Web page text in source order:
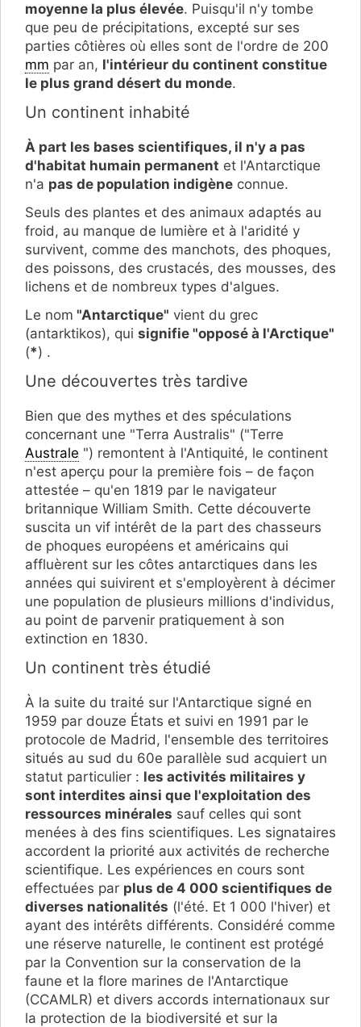
moyenne la plus élevée. Puisqu'il n'y tombe
que peu de précipitations, excepté sur ses
parties côtières où elles sont de l'ordre de 200
mm par an, l'intérieur du continent constitue
le plus grand désert du monde.
Un continent inhabité
À part les bases scientifiques, il n'y a pas
d'habitat humain permanent et l'Antarctique
n'a pas de population indigène connue.
Seuls des plantes et des animaux adaptés au
froid, au manque de lumière et à l'aridité y
survivent, comme des manchots, des phoques,
des poissons, des crustacés, des mousses, des
lichens et de nombreux types d'algues.
Le nom "Antarctique" vient du grec
(antarktikos), qui signifie "opposé à l'Arctique"
(*) .
Une découvertes très tardive
Bien que des mythes et des spéculations
concernant une "Terra Australis" ("Terre
Australe ") remontent à l'Antiquité, le continent
n'est aperçu pour la première fois – de façon
attestée – qu'en 1819 par le navigateur
britannique William Smith. Cette découverte
suscita un vif intérêt de la part des chasseurs
de phoques européens et américains qui
affluèrent sur les côtes antarctiques dans les
années qui suivirent et s'employèrent à décimer
une population de plusieurs millions d'individus,
au point de parvenir pratiquement à son
extinction en 1830.
Un continent très étudié
À la suite du traité sur l'Antarctique signé en
1959 par douze États et suivi en 1991 par le
protocole de Madrid, l'ensemble des territoires
situés au sud du 60e parallèle sud acquiert un
statut particulier : les activités militaires y
sont interdites ainsi que l'exploitation des
ressources minérales sauf celles qui sont
menées à des fins scientifiques. Les signataires
accordent la priorité aux activités de recherche
scientifique. Les expériences en cours sont
effectuées par plus de 4 000 scientifiques de
diverses nationalités (l'été. Et 1 000 l'hiver) et
ayant des intérêts différents. Considéré comme
une réserve naturelle, le continent est protégé
par la Convention sur la conservation de la
faune et la flore marines de l'Antarctique
(CCAMLR) et divers accords internationaux sur
la protection de la biodiversité et sur la